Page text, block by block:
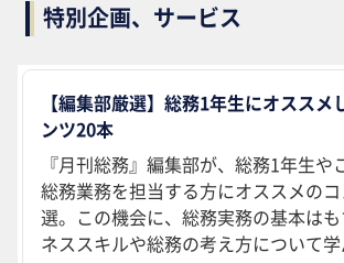
特別企画、サービス
【編集部厳選】総務1年生にオススメ
ンツ20本
『月刊総務』編集部が、総務1年生や
総務業務を担当する方にオススメの
選。この機会に、総務実務の基本は
ネススキルや総務の考え方について